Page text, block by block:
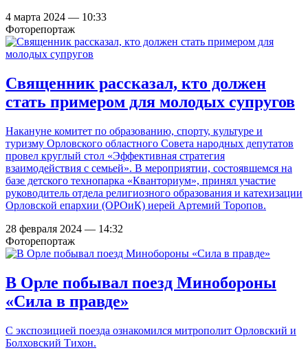
4 марта 2024 — 10:33
Фоторепортаж
Священник рассказал, кто должен
стать примером для молодых супругов
Накануне комитет по образованию, спорту, культуре и
туризму Орловского областного Совета народных депутатов
провел круглый стол «Эффективная стратегия
взаимодействия с семьей». В мероприятии, состоявшемся на
базе детского технопарка «Кванториум», принял участие
руководитель отдела религиозного образования и катехизации
Орловской епархии (ОРОиК) иерей Артемий Торопов.
28 февраля 2024 — 14:32
Фоторепортаж
В Орле побывал поезд Минобороны
«Сила в правде»
С экспозицией поезда ознакомился митрополит Орловский и
Болховский Тихон.